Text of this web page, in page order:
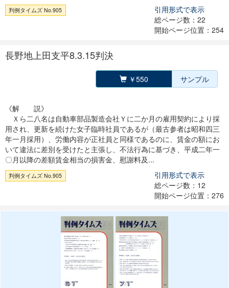
判例タイムズ No.905
引用形式で表示
総ページ数：22
開始ページ位置：254
長野地上田支平8.3.15判決
￥550 サンプル
《解 説》
Ｘら二八名は自動車部品製造会社Ｙに二か月の雇用契約により採
用され、更新を続けた女子臨時社員であるが（最古参者は昭和四三
年一月採用）、労働内容が正社員と同様であるのに、賃金の額にお
いて違法に差別を受けたと主張し、不法行為に基づき、平成二年一
〇月以降の差額賃金相当の損害金、慰謝料及...
判例タイムズ No.905
引用形式で表示
総ページ数：12
開始ページ位置：276